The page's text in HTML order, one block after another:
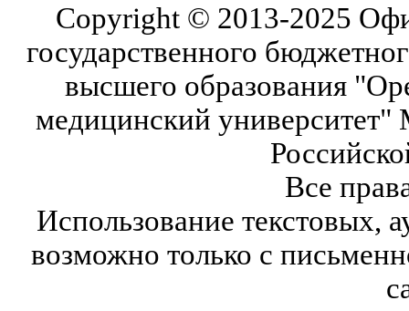
Copyright © 2013-2025
государственного
высшего образования
медицинский университет"
Все
Использование текстовых,
возможно только с